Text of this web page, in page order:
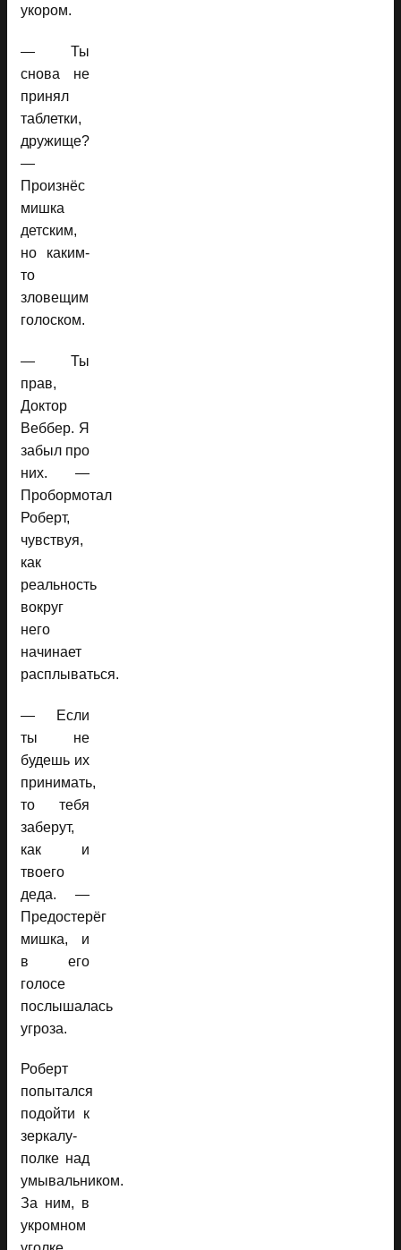
укором.
— Ты
снова не
принял
таблетки,
дружище?
—
Произнёс
мишка
детским,
но каким-
то
зловещим
голоском.
— Ты
прав,
Доктор
Веббер. Я
забыл про
них. —
Пробормотал
Роберт,
чувствуя,
как
реальность
вокруг
него
начинает
расплываться.
— Если
ты не
будешь их
принимать,
то тебя
заберут,
как и
твоего
деда. —
Предостерёг
мишка, и
в его
голосе
послышалась
угроза.
Роберт
попытался
подойти к
зеркалу-
полке над
умывальником.
За ним, в
укромном